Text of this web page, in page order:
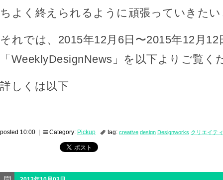
ちよく終えられるように頑張っていきた
それでは、2015年12月6日〜2015年12月12
「WeeklyDesignNews」を以下よりご覧く
詳しくは以下
posted 10:00 | Category: Pickup tag: creative design Designworks クリエイテ